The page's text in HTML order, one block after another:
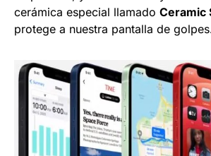
cerámica especial llamado Ceramic
protege a nuestra pantalla de